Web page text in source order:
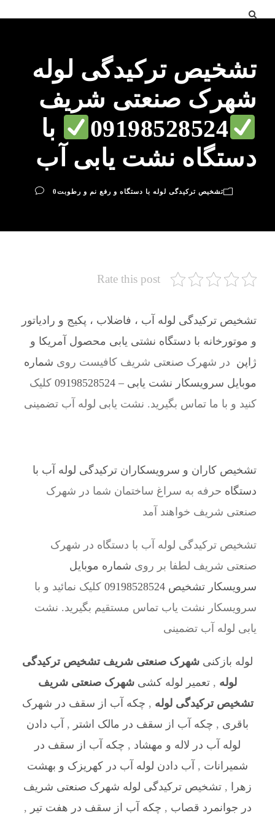
تشخیص ترکیدگی لوله
شهرک صنعتی شریف
09198528524
با
دستگاه نشت یابی آب
تشخیص ترکیدگی لوله با دستگاه و رفع نم و رطوبت0
Rate this post
تشخیص ترکیدگی لوله آب ، فاضلاب ، پکیج و رادیاتور
و موتورخانه با دستگاه نشتی یابی محصول آمریکا و
ژاپن در شهرک صنعتی شریف کافیست روی شماره
موبایل سرویسکار نشت یابی – 09198528524
کلیک
کنید و با ما تماس بگیرید. نشت یابی لوله آب تضمینی
تشخیص کاران و سرویسکاران ترکیدگی لوله آب با
دستگاه حرفه به سراغ ساختمان شما در شهرک
صنعتی شریف خواهند آمد
تشخیص ترکیدگی لوله آب با دستگاه در شهرک
صنعتی شریف لطفا بر روی شماره موبایل
سرویسکار تشخیص 09198528524
کلیک نمائید و با
سرویسکار نشت یاب تماس مستقیم بگیرید. نشت
یابی لوله آب تضمینی
لوله بازکنی شهرک صنعتی شریف تشخیص ترکیدگی
لوله , تعمیر لوله کشی شهرک صنعتی شریف
تشخیص ترکیدگی لوله , چکه آب از سقف در شهرک
باقری , چکه آب از سقف در مالک اشتر , آب دادن
لوله آب در لاله و مهشاد , چکه آب از سقف در
شمیرانات , آب دادن لوله آب در کهریزک و بهشت
زهرا
, تشخیص ترکیدگی لوله شهرک صنعتی شریف
در جوانمرد قصاب , چکه آب از سقف در هفت تیر ,